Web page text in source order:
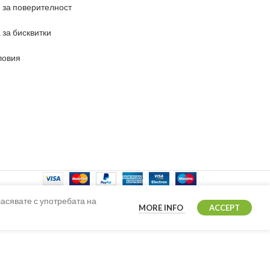
поверителност
бисквитки
с употребата на
MORE INFO ACCEPT